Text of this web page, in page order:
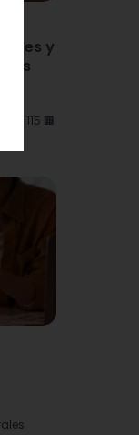
es y
el 115 🏢